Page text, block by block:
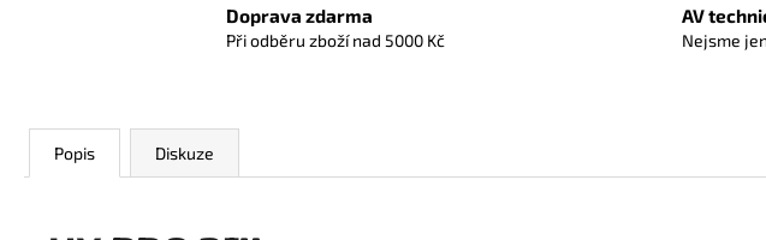
Doprava zdarma
Při odběru zboží nad 5000 Kč
AV
Nejsme
Popis Diskuze